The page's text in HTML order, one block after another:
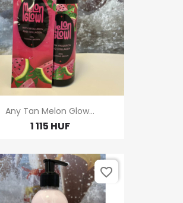
Any Tan Melon Glow...
1 115 HUF
favorite_border